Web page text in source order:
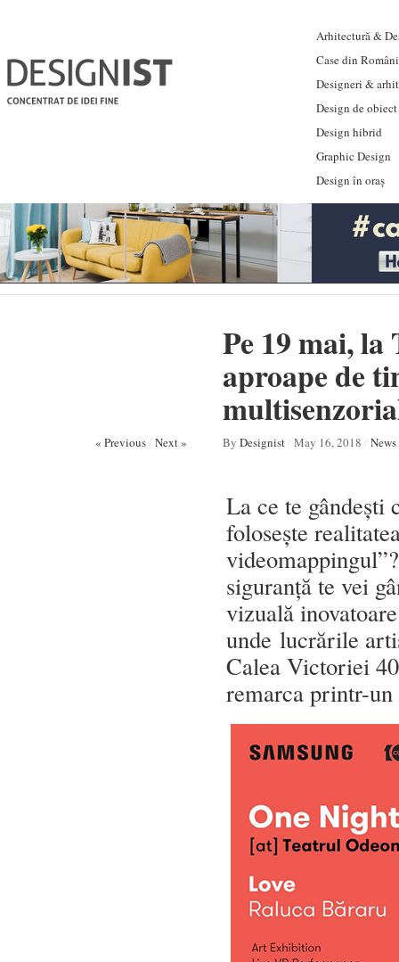
Arhitectură &
Case din
Designeri &
Design de obiect
Design hibrid
Graphic Design
Design în oraș
Pe 19 mai,
aproape de
« Previous/ Next » By Designist/ May 16, 2018 / News
La ce te gândești
folosește
siguranță te vei
vizuală
unde lucrările
Calea Victoriei
remarca printr-